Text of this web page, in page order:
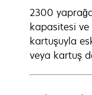
2300
kapasitesi
kartuşuyla
veya kartuş